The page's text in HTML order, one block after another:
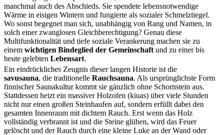
manchmal auch des Abschieds. Sie spendete lebensnotwendige
Wärme in eisigen Wintern und fungierte als sozialer Schmelztiegel.
Wo sonst begegnet man sich, unabhängig von Rang und Namen, in
solch einer zwanglosen Gleichberechtigung? Genau diese
Multifunktionalität und tiefe soziale Verankerung machen sie zu
einem wichtigen Bindeglied der Gemeinschaft und zu einer bis
heute gelebten Lebensart.
Ein eindrückliches Zeugnis dieser langen Historie ist die
savusauna, die traditionelle Rauchsauna. Als ursprünglichste Form
finnischer Saunakultur kommt sie gänzlich ohne Schornstein aus.
Stattdessen heizt ein massiver Holzofen (kiuas) über viele Stunden
nicht nur einen großen Steinhaufen auf, sondern erfüllt dabei den
gesamten Innenraum mit dichtem Rauch. Erst wenn das Holz
vollständig verbrannt ist und die Steine glühen, wird das Feuer
gelöscht und der Rauch durch eine kleine Luke an der Wand oder